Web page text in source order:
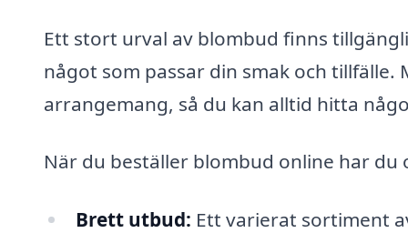
Ett stort urval av blombud finns
något som passar din smak och
arrangemang, så du kan alltid hitta
När du beställer blombud online har du
Brett utbud: Ett varierat sortiment